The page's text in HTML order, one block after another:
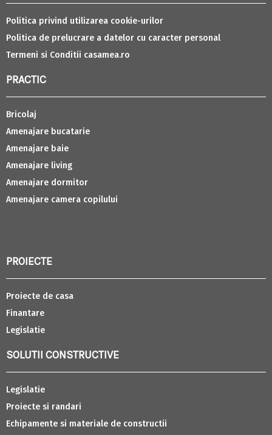
Politica privind utilizarea cookie-urilor
Politica de prelucrare a datelor cu caracter personal
Termeni si Conditii casamea.ro
PRACTIC
Bricolaj
Amenajare bucatarie
Amenajare baie
Amenajare living
Amenajare dormitor
Amenajare camera copilului
PROIECTE
Proiecte de casa
Finantare
Legislatie
SOLUTII CONSTRUCTIVE
Legislatie
Proiecte si randari
Echipamente si materiale de constructii